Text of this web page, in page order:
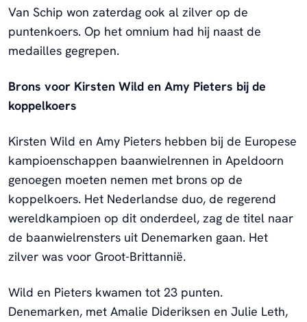
Van Schip won zaterdag ook al zilver op de
puntenkoers. Op het omnium had hij naast de
medailles gegrepen.
Brons voor Kirsten Wild en Amy Pieters bij de
koppelkoers
Kirsten Wild en Amy Pieters hebben bij de Europese
kampioenschappen baanwielrennen in Apeldoorn
genoegen moeten nemen met brons op de
koppelkoers. Het Nederlandse duo, de regerend
wereldkampioen op dit onderdeel, zag de titel naar
de baanwielrensters uit Denemarken gaan. Het
zilver was voor Groot-Brittannië.
Wild en Pieters kwamen tot 23 punten.
Denemarken, met Amalie Dideriksen en Julie Leth,